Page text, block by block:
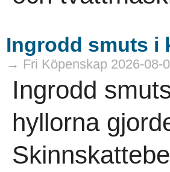
Ingrodd smuts i
→ Fri Köpenskap 2026-08-
Ingrodd
hyllorna